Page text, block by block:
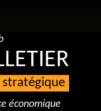
économique